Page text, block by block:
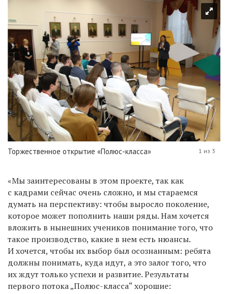
Торжественное открытие «Полюс-класса» 1 из 3
«Мы заинтересованы в этом проекте, так как
с кадрами сейчас очень сложно, и мы стараемся
думать на перспективу: чтобы выросло поколение,
которое может пополнить наши ряды. Нам хочется
вложить в нынешних учеников понимание того, что
такое производство, какие в нем есть нюансы.
И хочется, чтобы их выбор был осознанным: ребята
должны понимать, куда идут, а это залог того, что
их ждут только успехи и развитие. Результаты
первого потока „Полюс-класса“ хорошие: